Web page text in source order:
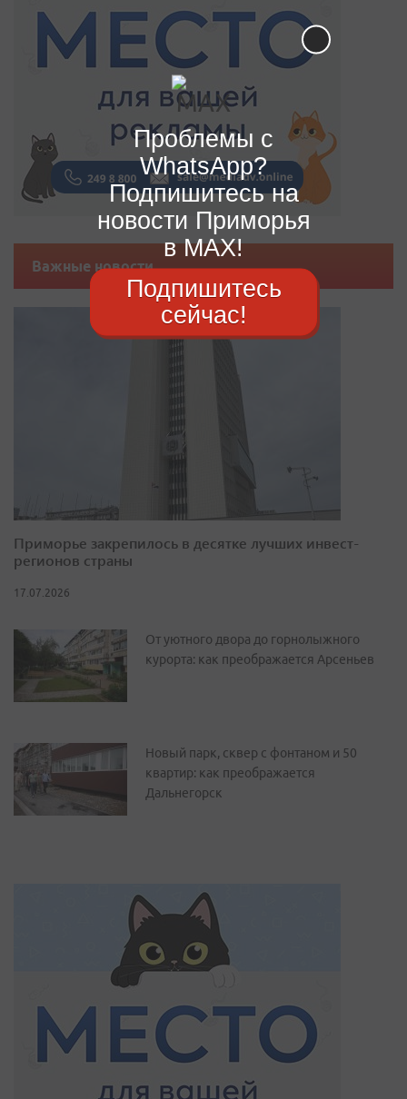
Важные новости
Приморье закрепилось в десятке лучших инвест-
регионов страны
17.07.2026
От уютного двора до горнолыжного
курорта: как преображается Арсеньев
Новый парк, сквер с фонтаном и 50
квартир: как преображается
Дальнегорск
Проблемы с
WhatsApp?
Подпишитесь на
новости Приморья
в MAX!
Подпишитесь
сейчас!